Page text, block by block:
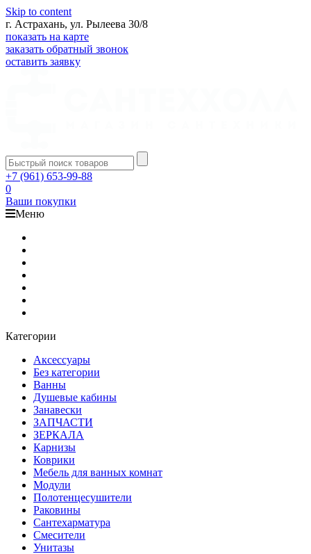
Skip to content
г. Астрахань, ул. Рылеева 30/8
показать на карте
заказать обратный звонок
оставить заявку
+7 (961) 653-99-88
0
Ваши покупки
Меню
Категории
Аксессуары
Без категории
Ванны
Душевые кабины
Занавески
ЗАПЧАСТИ
ЗЕРКАЛА
Карнизы
Коврики
Мебель для ванных комнат
Модули
Полотенцесушители
Раковины
Сантехарматура
Смесители
Унитазы